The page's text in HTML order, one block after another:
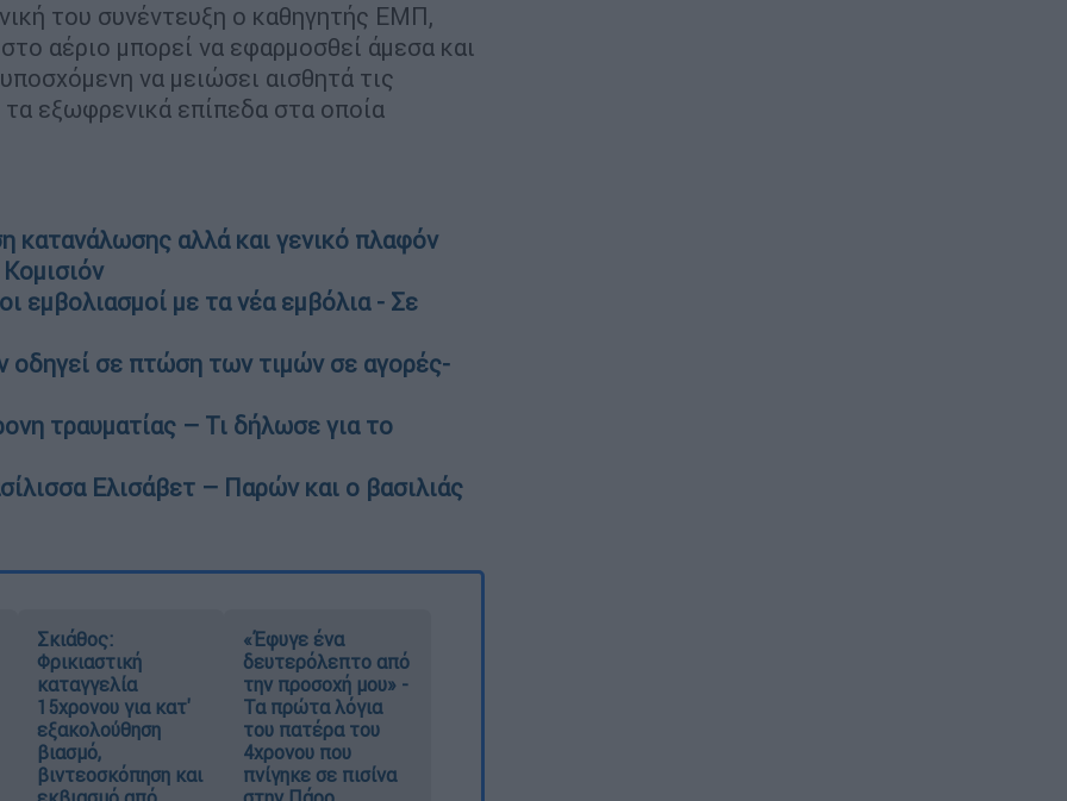
του συνέντευξη ο καθηγητής ΕΜΠ,
αέριο μπορεί να εφαρμοσθεί άμεσα και
να μειώσει αισθητά τις
εξωφρενικά επίπεδα στα οποία
κατανάλωσης αλλά και γενικό πλαφόν
εμβολιασμοί με τα νέα εμβόλια - Σε
οδηγεί σε πτώση των τιμών σε αγορές-
τραυματίας – Τι δήλωσε για το
Ελισάβετ – Παρών και ο βασιλιάς
Σκιάθος:
Φρικιαστική
καταγγελία
15χρονου για κατ'
εξακολούθηση
βιασμό,
βιντεοσκόπηση και
«Έφυγε ένα
δευτερόλεπτο από
την προσοχή μου» -
Τα πρώτα λόγια
του πατέρα του
4χρονου που
πνίγηκε σε πισίνα